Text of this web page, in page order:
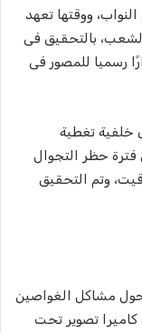
ووقتها تعهد
بالتحقيق فى
رسميا للمصور فى
خلفية تغطية
فترة حظر التجوال
وتم التحقيق
حول مشاكل الغواصين
كاميرا تصوير تحت